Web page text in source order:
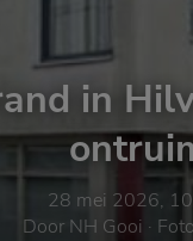
in
28 mei 2026,
Door NH Gooi ·